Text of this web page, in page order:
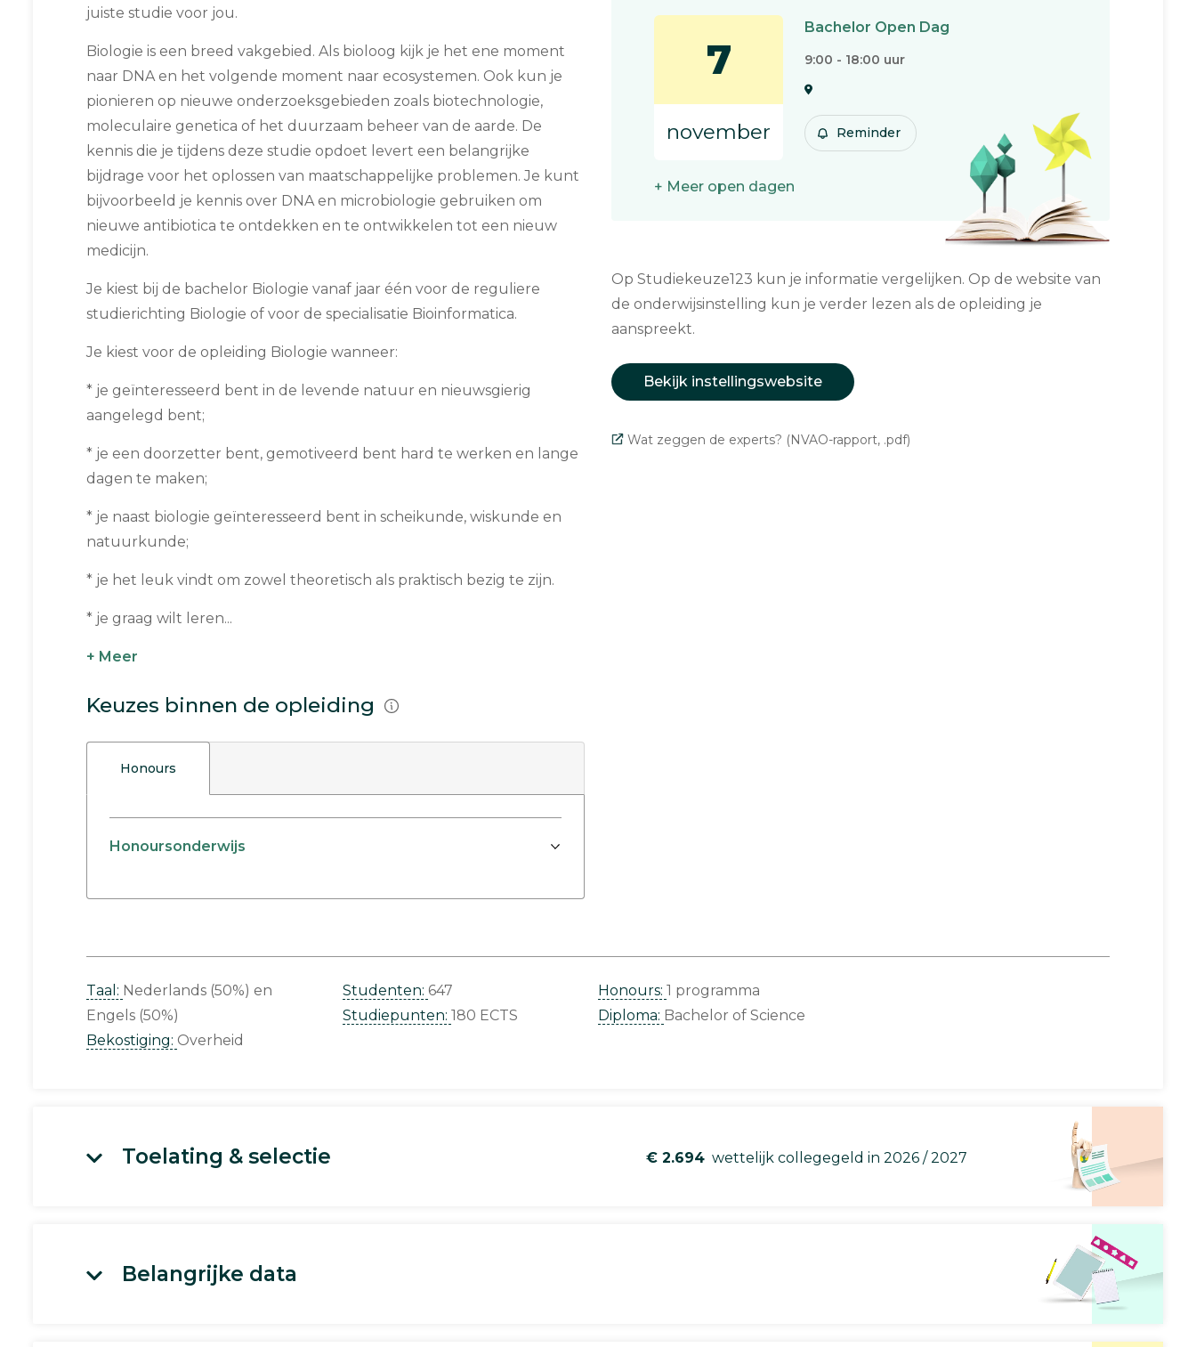
juiste studie voor jou.
Biologie is een breed vakgebied. Als bioloog kijk je het ene moment
naar DNA en het volgende moment naar ecosystemen. Ook kun je
pionieren op nieuwe onderzoeksgebieden zoals biotechnologie,
moleculaire genetica of het duurzaam beheer van de aarde. De
kennis die je tijdens deze studie opdoet levert een belangrijke
bijdrage voor het oplossen van maatschappelijke problemen. Je kunt
bijvoorbeeld je kennis over DNA en microbiologie gebruiken om
nieuwe antibiotica te ontdekken en te ontwikkelen tot een nieuw
medicijn.
Je kiest bij de bachelor Biologie vanaf jaar één voor de reguliere
studierichting Biologie of voor de specialisatie Bioinformatica.
Je kiest voor de opleiding Biologie wanneer:
* je geïnteresseerd bent in de levende natuur en nieuwsgierig
aangelegd bent;
* je een doorzetter bent, gemotiveerd bent hard te werken en lange
dagen te maken;
* je naast biologie geïnteresseerd bent in scheikunde, wiskunde en
natuurkunde;
* je het leuk vindt om zowel theoretisch als praktisch bezig te zijn.
* je graag wilt leren...
+ Meer
Keuzes binnen de opleiding
Honours
Honoursonderwijs
7
november
Bachelor Open Dag
9:00 - 18:00 uur
Reminder
+ Meer open dagen
Op Studiekeuze123 kun je informatie vergelijken. Op de website van
de onderwijsinstelling kun je verder lezen als de opleiding je
aanspreekt.
Bekijk instellingswebsite
Wat zeggen de experts? (NVAO-rapport, .pdf)
Taal: Nederlands (50%)
Engels (50%)
Bekostiging: Overheid
Studenten: 647
Studiepunten: 180 ECTS
Honours: 1 programma
Diploma: Bachelor of Science
Toelating & selectie € 2.694 wettelijk collegegeld in 2026 / 2027
Belangrijke data